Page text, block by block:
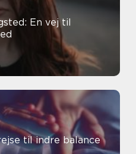
En vej til
til indre balance